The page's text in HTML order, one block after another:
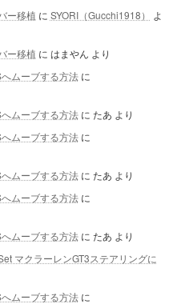
ー移植 に SYORI（Gucchi1918）
よ
ー移植 に はまやん より
ムーブする方法に
ムーブする方法に たあ より
ムーブする方法に
ムーブする方法に たあ より
ムーブする方法に
ムーブする方法に たあ より
マクラーレンGT3ステアリングに
ムーブする方法に